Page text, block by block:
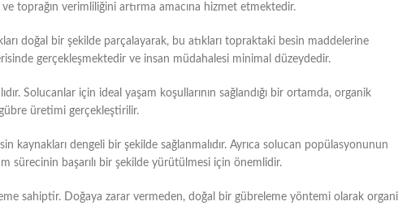
toprağın verimliliğini artırma amacına hizmet etmektedir.
doğal bir şekilde parçalayarak, bu atıkları topraktaki besin maddelerine
gerçekleşmektedir ve insan müdahalesi minimal düzeydedir.
Solucanlar için ideal yaşam koşullarının sağlandığı bir ortamda, organik
üretimi gerçekleştirilir.
kaynakları dengeli bir şekilde sağlanmalıdır. Ayrıca solucan popülasyonunun
sürecinin başarılı bir şekilde yürütülmesi için önemlidir.
sahiptir. Doğaya zarar vermeden, doğal bir gübreleme yöntemi olarak